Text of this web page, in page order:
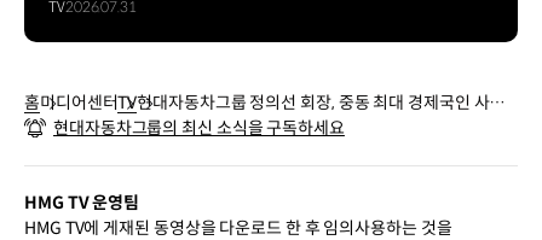
TV2026.07.31
홈미디어센터TV현대자동차그룹 정의선 회장, 중동 최대 경제국인 사우
디아라비아 방문
현대자동차그룹의 최신 소식을 구독하세요
HMG TV 운영팀
HMG TV에 게재된 동영상을 다운로드 한 후 임의사용하는 것을